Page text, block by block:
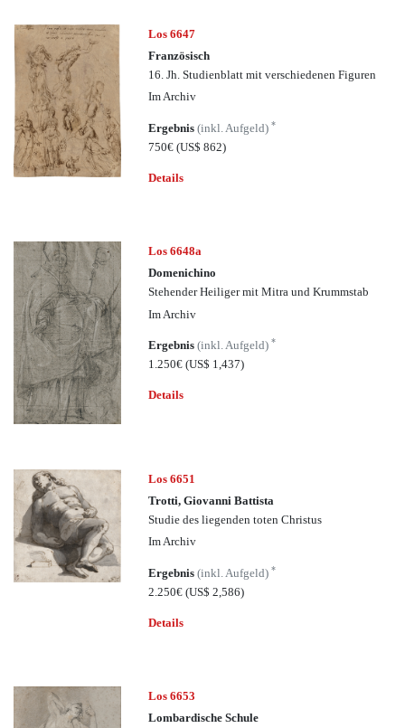
Los 6647
Französisch
16. Jh. Studienblatt mit verschiedenen Figuren
Im Archiv
Ergebnis(inkl. Aufgeld)*
750€(US$ 862)
Details
Los 6648a
Domenichino
Stehender Heiliger mit Mitra und Krummstab
Im Archiv
Ergebnis(inkl. Aufgeld)*
1.250€(US$ 1,437)
Details
Los 6651
Trotti, Giovanni Battista
Studie des liegenden toten Christus
Im Archiv
Ergebnis(inkl. Aufgeld)*
2.250€(US$ 2,586)
Details
Los 6653
Lombardische Schule